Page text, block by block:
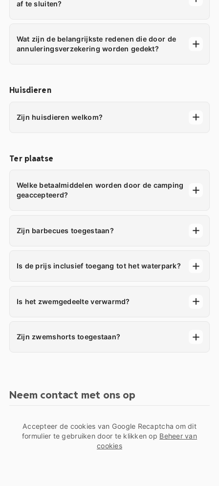
af te sluiten?
Wat zijn de belangrijkste redenen die door de
annuleringsverzekering worden gedekt?
Huisdieren
Zijn huisdieren welkom?
Ter plaatse
Welke betaalmiddelen worden door de camping
geaccepteerd?
Zijn barbecues toegestaan?
Is de prijs inclusief toegang tot het waterpark?
Is het zwemgedeelte verwarmd?
Zijn zwemshorts toegestaan?
Neem contact met ons op
Accepteer de cookies van Google Recaptcha om dit
formulier te gebruiken door te klikken op Beheer van
cookies